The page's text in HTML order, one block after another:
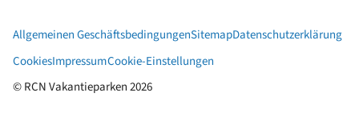
© RCN Vakantieparken 2026
Allgemeinen GeschäftsbedingungenSitemapDatenschutzerklärung
CookiesImpressumCookie-Einstellungen